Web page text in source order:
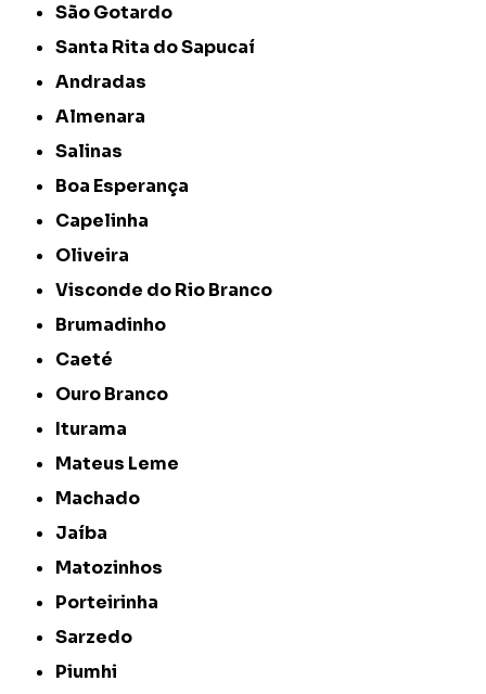
São Gotardo
Santa Rita do Sapucaí
Andradas
Almenara
Salinas
Boa Esperança
Capelinha
Oliveira
Visconde do Rio Branco
Brumadinho
Caeté
Ouro Branco
Iturama
Mateus Leme
Machado
Jaíba
Matozinhos
Porteirinha
Sarzedo
Piumhi